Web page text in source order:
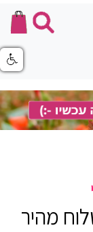
מהיר